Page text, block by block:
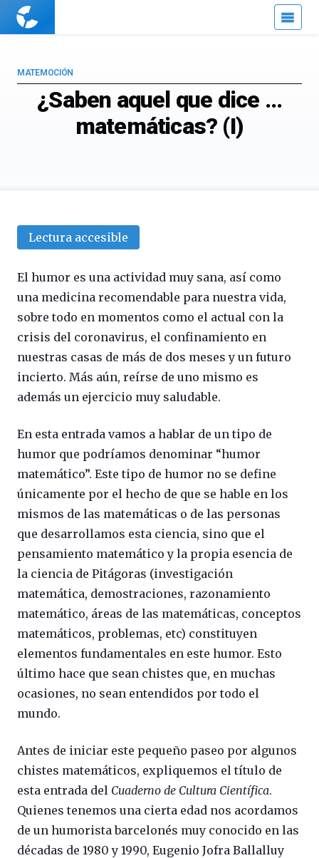
Cuaderno
¿Saben aquel que dice …
matemáticas? (I)
MATEMOCIÓN
Lectura accesible
El humor es una actividad muy sana, así como
una medicina recomendable para nuestra vida,
sobre todo en momentos como el actual con la
crisis del coronavirus, el confinamiento en
nuestras casas de más de dos meses y un futuro
incierto. Más aún, reírse de uno mismo es
además un ejercicio muy saludable.
En esta entrada vamos a hablar de un tipo de
humor que podríamos denominar “humor
matemático”. Este tipo de humor no se define
únicamente por el hecho de que se hable en los
mismos de las matemáticas o de las personas
que desarrollamos esta ciencia, sino que el
pensamiento matemático y la propia esencia de
la ciencia de Pitágoras (investigación
matemática, demostraciones, razonamiento
matemático, áreas de las matemáticas, conceptos
matemáticos, problemas, etc) constituyen
elementos fundamentales en este humor. Esto
último hace que sean chistes que, en muchas
ocasiones, no sean entendidos por todo el
mundo.
Antes de iniciar este pequeño paseo por algunos
chistes matemáticos, expliquemos el título de
esta entrada del Cuaderno de Cultura Científica.
Quienes tenemos una cierta edad nos acordamos
de un humorista barcelonés muy conocido en las
décadas de 1980 y 1990, Eugenio Jofra Ballalluy